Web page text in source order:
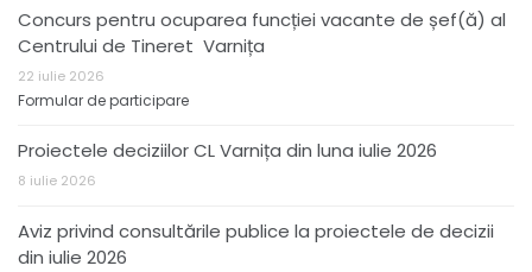
Concurs pentru ocuparea funcției vacante de șef(ă) al
Centrului de Tineret Varnița
22 iulie 2026
Formular de participare
Proiectele deciziilor CL Varnița din luna iulie 2026
8 iulie 2026
Aviz privind consultările publice la proiectele de decizii
din iulie 2026